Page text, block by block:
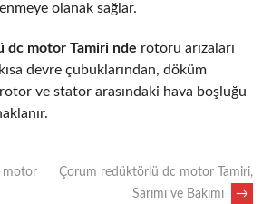
olanak sağlar.
dc motor Tamiri nde rotoru arızaları
devre çubuklarından, döküm
ve stator arasındaki hava boşluğu
motor
Çorum redüktörlü dc motor Tamiri,
Sarımı ve Bakımı
→